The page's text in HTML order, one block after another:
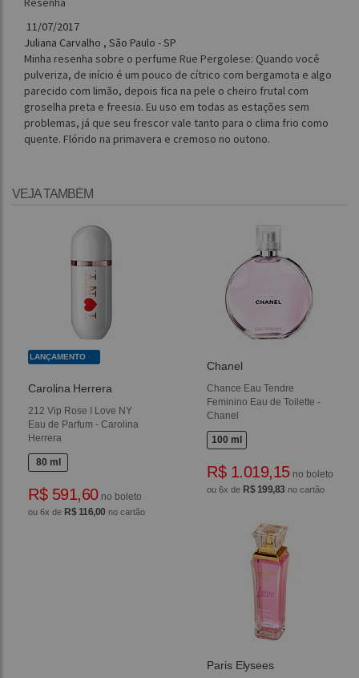
11/07/2017
Juliana Carvalho , São Paulo - SP
Minha resenha sobre o perfume Rue Pergolese: Quando você
pulveriza, de início é um pouco de cítrico com bergamota e algo
parecido com limão, depois fica na pele o cheiro frutal com
groselha preta e freesia. Eu uso em todas as estações sem
problemas, já que seu frescor vale tanto para o clima frio como
quente. Flórido na primavera e cremoso no outono.
VEJA TAMBÉM
LANÇAMENTO
Carolina Herrera
212 Vip Rose I Love NY
Eau de Parfum - Carolina
Herrera
80 ml
R$ 591,60no boleto
ou 6x de R$ 116,00 no cartão
Chanel
Chance Eau Tendre
Feminino Eau de Toilette -
Chanel
100 ml
R$ 1.019,15no boleto
ou 6x de R$ 199,83 no cartão
Paris Elysees